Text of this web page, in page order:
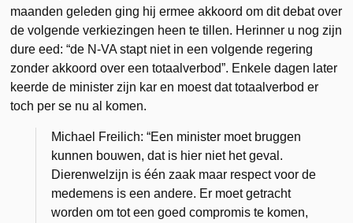
maanden geleden ging hij ermee akkoord om dit debat over
de volgende verkiezingen heen te tillen. Herinner u nog zijn
dure eed: “de N-VA stapt niet in een volgende regering
zonder akkoord over een totaalverbod”. Enkele dagen later
keerde de minister zijn kar en moest dat totaalverbod er
toch per se nu al komen.
Michael Freilich: “Een minister moet bruggen
kunnen bouwen, dat is hier niet het geval.
Dierenwelzijn is één zaak maar respect voor de
medemens is een andere. Er moet getracht
worden om tot een goed compromis te komen,